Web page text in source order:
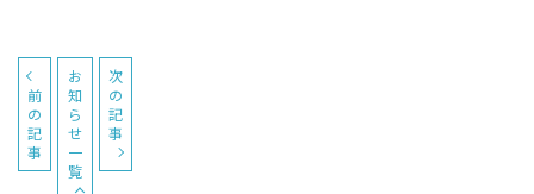
前
の
記
事
お
知
ら
せ
一
覧
次
の
記
事